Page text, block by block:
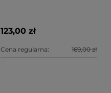
123,00 zł
Cena regularna: 169,00 zł